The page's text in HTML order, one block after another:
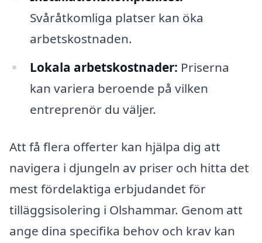
Svåråtkomliga platser kan öka
arbetskostnaden.
Lokala arbetskostnader: Priserna
kan variera beroende på vilken
entreprenör du väljer.
Att få flera offerter kan hjälpa dig att
navigera i djungeln av priser och hitta det
mest fördelaktiga erbjudandet för
tilläggsisolering i Olshammar. Genom att
ange dina specifika behov och krav kan